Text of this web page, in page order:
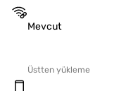
Mevcut
Üstten yükleme